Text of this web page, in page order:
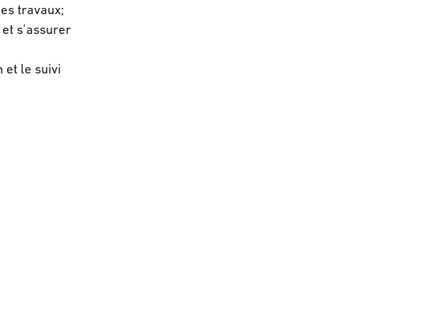
travaux;
s’assurer
et le suivi